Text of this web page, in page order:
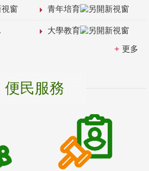
青年培育
大學教育
更多
便民服務